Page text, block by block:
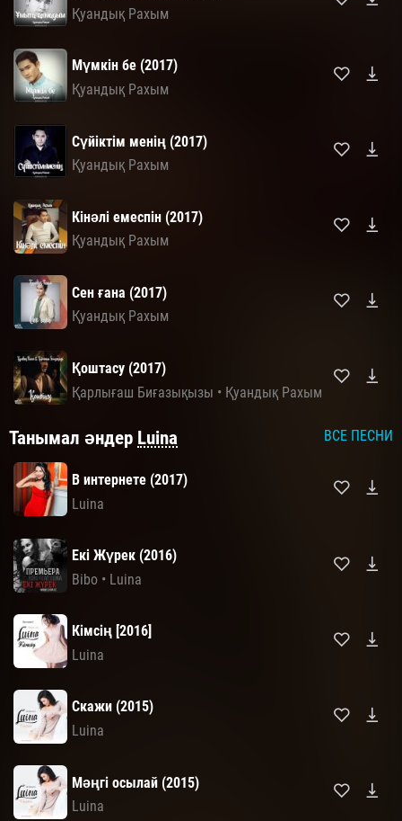
Қуандық Рахым
Мүмкін бе (2017)
Қуандық Рахым
Сүйіктім менің (2017)
Қуандық Рахым
Кінəлі емеспін (2017)
Қуандық Рахым
Сен ғана (2017)
Қуандық Рахым
Қоштасу (2017)
Қарлығаш Биғазықызы • Қуандық Рахым
Танымал әндер Luina ВСЕ ПЕСНИ
В интернете (2017)
Luina
Екі Жүрек (2016)
Bibo • Luina
Кімсің [2016]
Luina
Скажи (2015)
Luina
Мәңгі осылай (2015)
Luina